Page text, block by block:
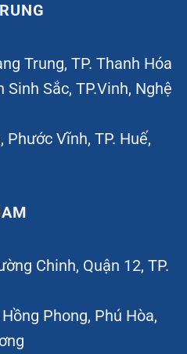
Trung, TP. Thanh Hóa
Sinh Sắc, TP.Vinh, Nghệ
Phước Vĩnh, TP. Huế,
Chinh, Quận 12, TP.
Phong, Phú Hòa,